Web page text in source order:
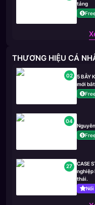
tảng
THƯƠNG HIỆU CÁ
02
5 BẪY
mới
04
27
CASE
nghiệp
thái.
Nổi